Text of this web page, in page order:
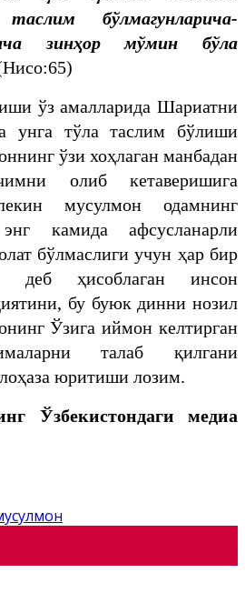
бўлмагунларича-
зинҳор мўмин бўла
ўз амалларида Шариатни
унга тўла таслим бўлиши
ўзи хоҳлаган манбадан
олиб кетаверишига
мусулмон одамнинг
камида афсусланарли
бўлмаслиги учун ҳар бир
деб ҳисоблаган инсон
бу буюк динни нозил
Ўзига иймон келтирган
талаб қилгани
юритиши лозим.
Ўзбекистондаги медиа